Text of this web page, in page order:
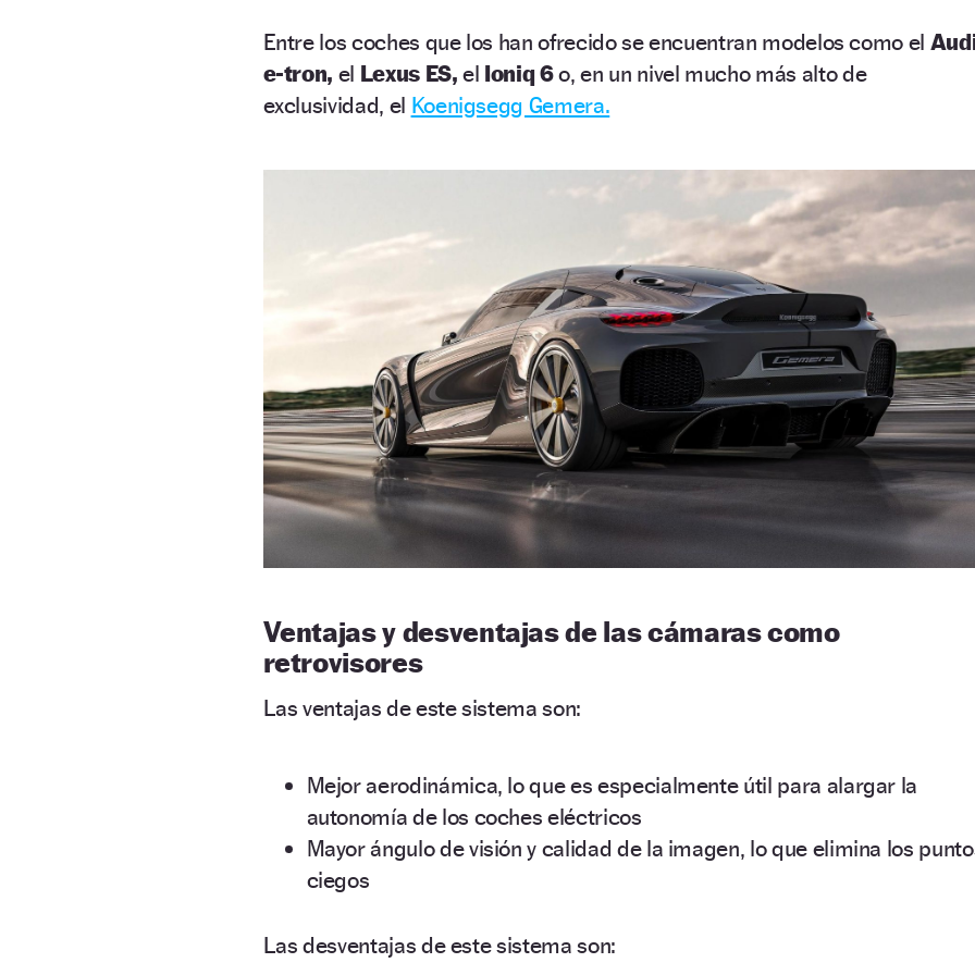
Entre los coches que los han ofrecido se encuentran modelos como el
e-tron, el Lexus ES, el Ioniq 6o, en un nivel mucho más alto de
exclusividad, el Koenigsegg Gemera.
Ventajas y desventajas de las cámaras como
retrovisores
Las ventajas de este sistema son:
Mejor aerodinámica, lo que es especialmente útil para alargar la
autonomía de los coches eléctricos
Mayor ángulo de visión y calidad de la imagen, lo que elimina los
ciegos
Las desventajas de este sistema son: